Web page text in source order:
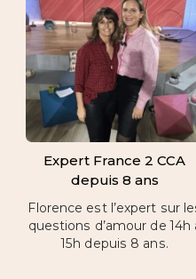
Expert France 2 CCA
depuis 8 ans
Florence est l’expert sur
questions d’amour de 14h
15h depuis 8 ans.